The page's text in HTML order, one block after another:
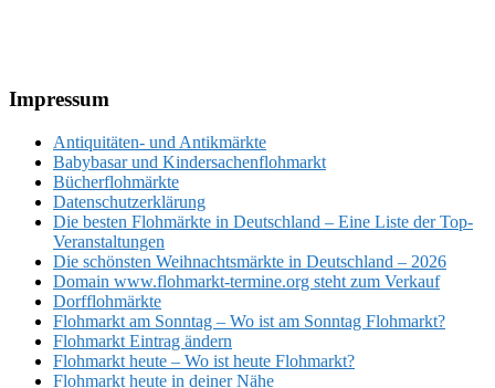
Footer
Impressum
Antiquitäten- und Antikmärkte
Babybasar und Kindersachenflohmarkt
Bücherflohmärkte
Datenschutzerklärung
Die besten Flohmärkte in Deutschland – Eine Liste der Top-
Veranstaltungen
Die schönsten Weihnachtsmärkte in Deutschland – 2026
Domain www.flohmarkt-termine.org steht zum Verkauf
Dorfflohmärkte
Flohmarkt am Sonntag – Wo ist am Sonntag Flohmarkt?
Flohmarkt Eintrag ändern
Flohmarkt heute – Wo ist heute Flohmarkt?
Flohmarkt heute in deiner Nähe